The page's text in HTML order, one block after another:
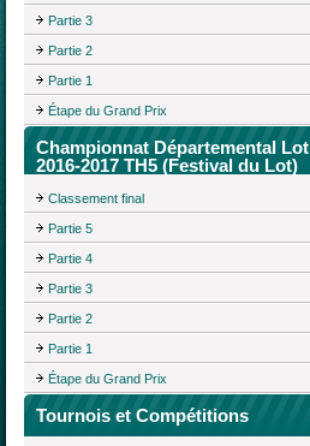
Partie 3
Partie 2
Partie 1
Étape du Grand Prix
Championnat Départemental Lot
2016-2017 TH5 (Festival du Lot)
Classement final
Partie 5
Partie 4
Partie 3
Partie 2
Partie 1
Étape du Grand Prix
Tournois et Compétitions